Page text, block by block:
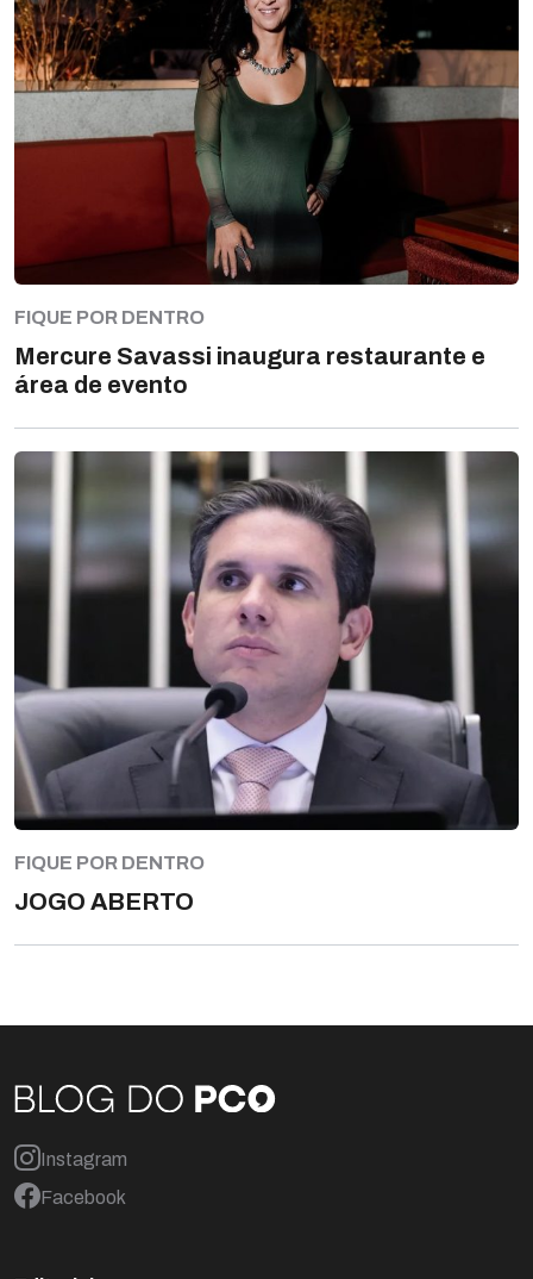
FIQUE POR DENTRO
Mercure Savassi inaugura restaurante e
área de evento
FIQUE POR DENTRO
JOGO ABERTO
Instagram
Facebook